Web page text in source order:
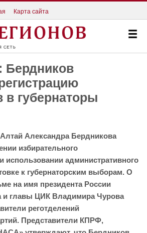
Карта сайта
Бердников
в губернаторы
Александра Бердникова
избирательного
использовании административного
к губернаторским выборам. О
на имя президента России
и главы ЦИК Владимира Чурова
реготделений
Представители КПРФ,